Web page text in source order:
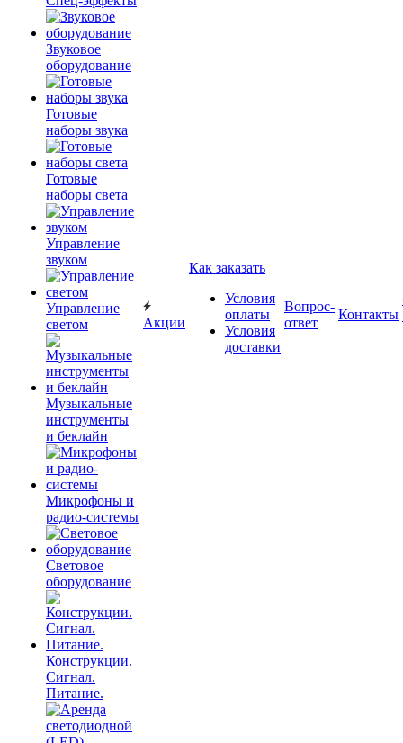
Звуковое
оборудование
Готовые
наборы звука
Готовые
наборы света
Управление
звуком
Управление
светом
Музыкальные
инструменты
и беклайн
Микрофоны и
радио-системы
Световое
оборудование
Конструкции.
Сигнал.
Питание.
Акции
Как заказать
Условия
оплаты
Условия
доставки
Вопрос-
ответ
Контакты